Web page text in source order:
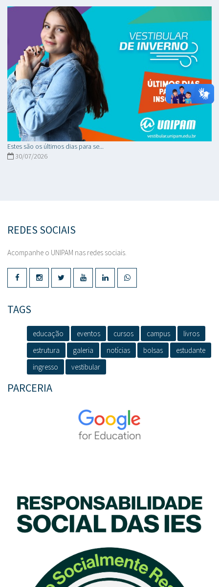
Estes são os últimos dias para se...
30/07/2026
REDES SOCIAIS
Acompanhe o UNIPAM nas redes sociais.
TAGS
educação eventos cursos campus
livros
estrutura
galeria notícias bolsas
estudante
ingresso
vestibular
PARCERIA